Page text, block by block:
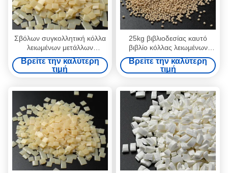
Σβόλων συγκολλητική κόλλα
λειωμένων μετάλλων
βιβλιοδεσίας καυτή για το
έγγραφο που δεσμεύει
άσπρο κίτρινο
Βρείτε την καλύτερη
τιμή
25kg βιβλιοδεσίας καυτό
βιβλίο κόλλας λειωμένων
μετάλλων συγκολλητικό
καυτό που δεσμεύει 9009-54-
5
Βρείτε την καλύτερη
τιμή